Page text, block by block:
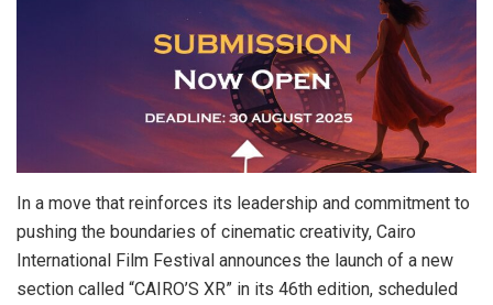
In a move that reinforces its leadership and commitment to
pushing the boundaries of cinematic creativity, Cairo
International Film Festival announces the launch of a new
section called “CAIRO’S XR” in its 46th edition, scheduled